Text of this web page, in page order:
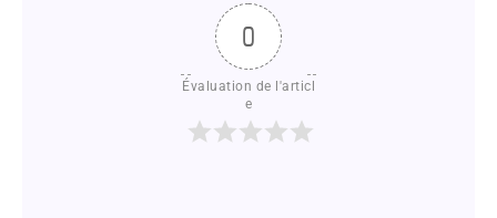
0
Évaluation de l'articl
e